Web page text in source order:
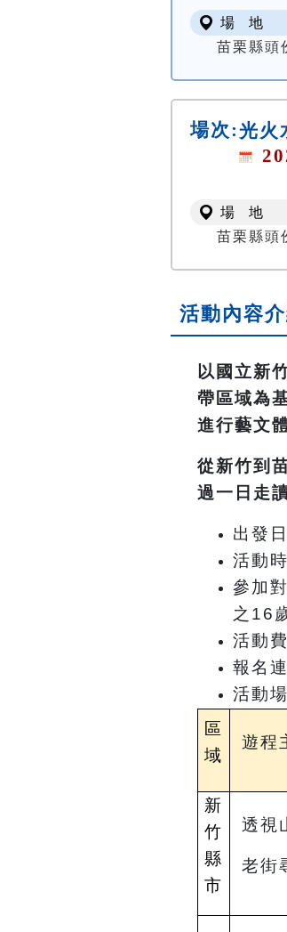
場 地
苗栗縣頭
場次:光火
場 地
苗栗縣頭
活動內容
以國立新
帶區域為
進行藝文
從新竹到
過一日走
出發
活動
參加
之16
活動
報名
活動
區
域
遊程
新
竹
縣
市
透視
老街